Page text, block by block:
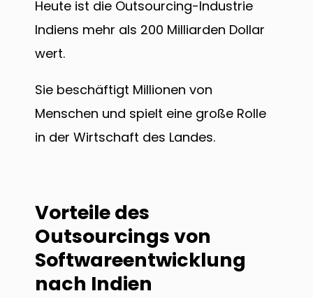
Heute ist die Outsourcing-Industrie
Indiens mehr als 200 Milliarden Dollar
wert.
Sie beschäftigt Millionen von
Menschen und spielt eine große Rolle
in der Wirtschaft des Landes.
Vorteile des
Outsourcings von
Softwareentwicklung
nach Indien